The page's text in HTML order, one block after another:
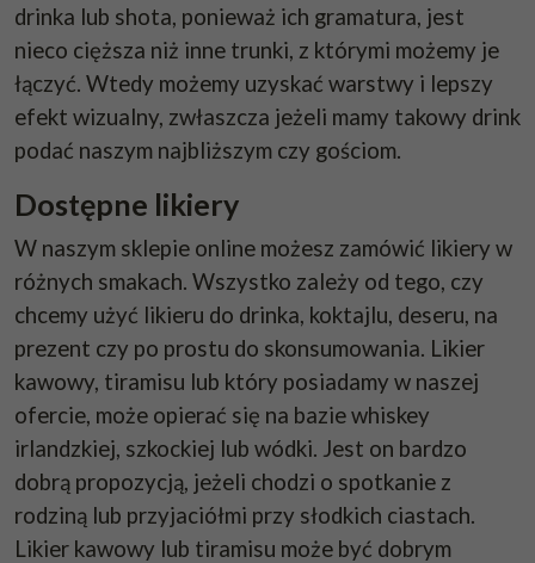
drinka lub shota, ponieważ ich gramatura, jest
nieco cięższa niż inne trunki, z którymi możemy je
łączyć. Wtedy możemy uzyskać warstwy i lepszy
efekt wizualny, zwłaszcza jeżeli mamy takowy drink
podać naszym najbliższym czy gościom.
Dostępne likiery
W naszym sklepie online możesz zamówić likiery w
różnych smakach. Wszystko zależy od tego, czy
chcemy użyć likieru do drinka, koktajlu, deseru, na
prezent czy po prostu do skonsumowania. Likier
kawowy, tiramisu lub który posiadamy w naszej
ofercie, może opierać się na baziewhiskey
irlandzkiej, szkockiej lub wódki. Jest on bardzo
dobrą propozycją, jeżeli chodzi o spotkanie z
rodziną lub przyjaciółmi przy słodkich ciastach.
Likier kawowy lub tiramisu może być dobrym